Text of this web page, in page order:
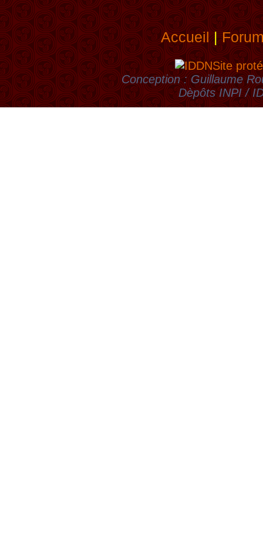
Accueil|
Site
Conception : Guillaume
Dèpôts INPI /